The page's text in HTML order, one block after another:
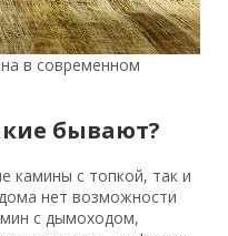
в современном
бывают?
камины с топкой, так и
нет возможности
с дымоходом,